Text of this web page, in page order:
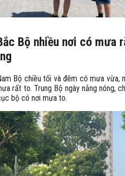
Bộ nhiều nơi có mưa
Bộ chiều tối và đêm có mưa vừa,
rất to. Trung Bộ ngày nắng nóng,
bộ có nơi mưa to.